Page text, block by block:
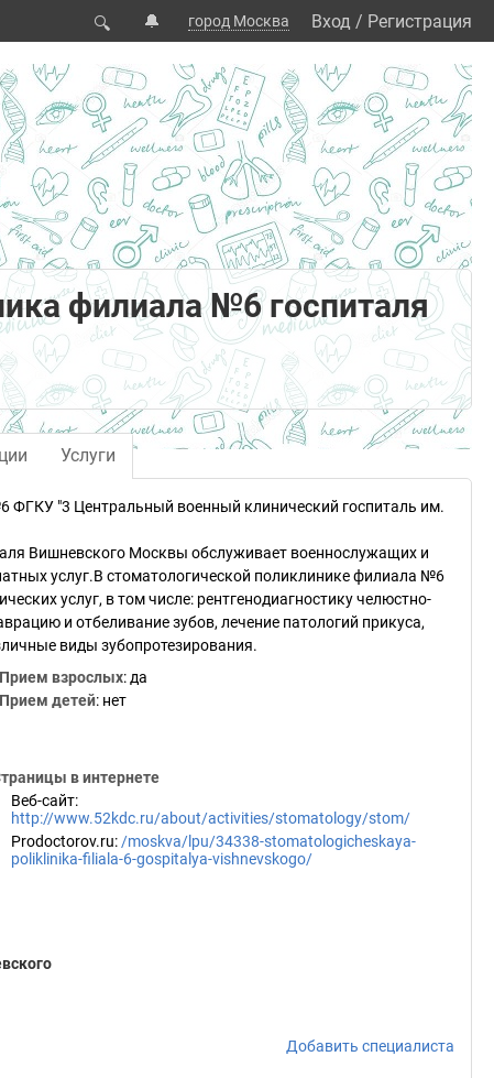
🔍 🔔 город Москва Вход / Регистрация
филиала №6 госпиталя
Услуги
ФГКУ "3 Центральный военный клинический госпиталь им.
Вишневского Москвы обслуживает военнослужащих и
услуг.В стоматологической поликлинике филиала №6
услуг, в том числе: рентгенодиагностику челюстно-
и отбеливание зубов, лечение патологий прикуса,
виды зубопротезирования.
Прием взрослых: да
Прием детей: нет
в интернете
Веб-сайт:
http://www.52kdc.ru/about/activities/stomatology/stom/
Prodoctorov.ru: /moskva/lpu/34338-stomatologicheskaya-
poliklinika-filiala-6-gospitalya-vishnevskogo/
Добавить специалиста